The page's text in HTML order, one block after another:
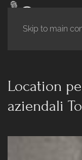
Skip to main
Location
aziendali